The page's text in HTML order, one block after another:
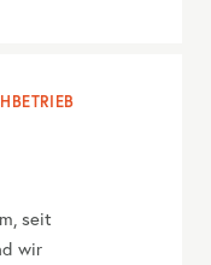
seit
wir